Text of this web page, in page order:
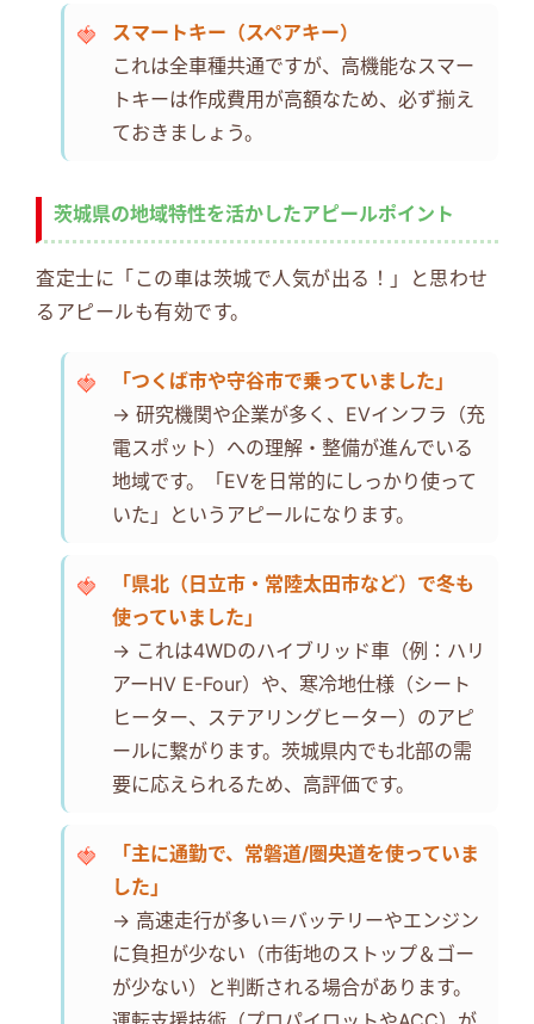
スマートキー（スペアキー）
これは全車種共通ですが、高機能なスマー
トキーは作成費用が高額なため、必ず揃え
ておきましょう。
茨城県の地域特性を活かしたアピールポイント
査定士に「この車は茨城で人気が出る！」と思わせ
るアピールも有効です。
「つくば市や守谷市で乗っていました」
→ 研究機関や企業が多く、EVインフラ（充
電スポット）への理解・整備が進んでいる
地域です。「EVを日常的にしっかり使って
いた」というアピールになります。
「県北（日立市・常陸太田市など）で冬も
使っていました」
→ これは4WDのハイブリッド車（例：ハリ
アーHV E-Four）や、寒冷地仕様（シート
ヒーター、ステアリングヒーター）のアピ
ールに繋がります。茨城県内でも北部の需
要に応えられるため、高評価です。
「主に通勤で、常磐道/圏央道を使っていま
した」
→ 高速走行が多い＝バッテリーやエンジン
に負担が少ない（市街地のストップ＆ゴー
が少ない）と判断される場合があります。